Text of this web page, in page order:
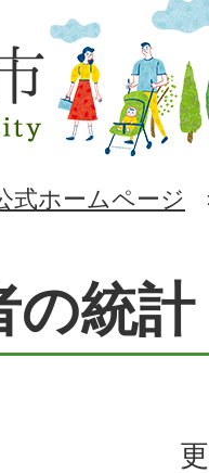
式ホームページ
の統計